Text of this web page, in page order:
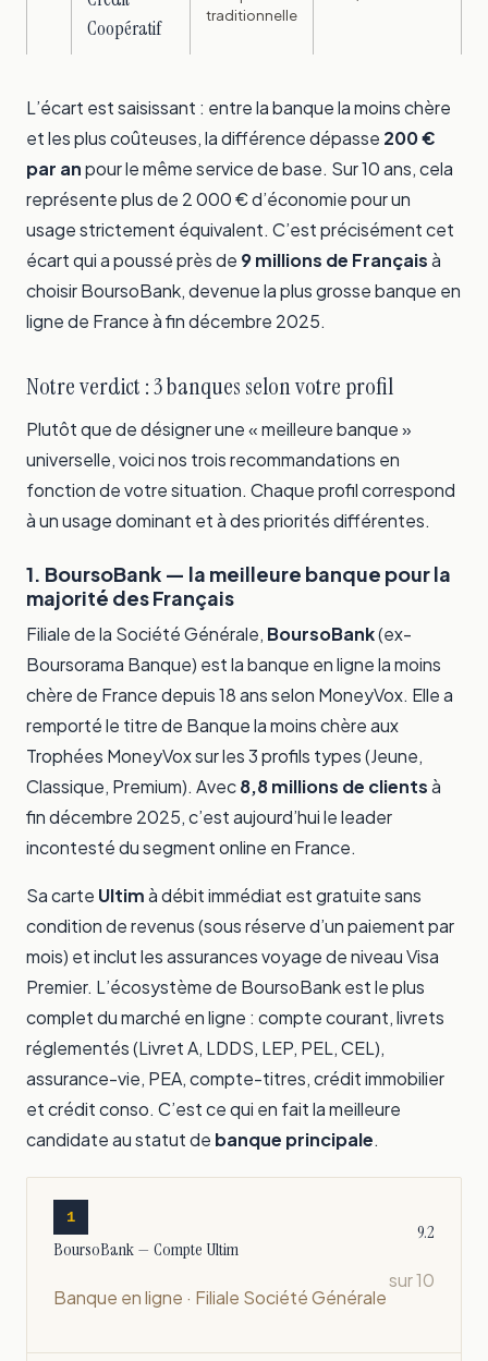
Coopératif
traditionnelle
L’écart est saisissant : entre la banque la moins chère
et les plus coûteuses, la différence dépasse 200 €
par anpour le même service de base. Sur 10 ans, cela
représente plus de 2 000 € d’économie pour un
usage strictement équivalent. C’est précisément cet
écart qui a poussé près de 9 millions de Françaisà
choisir BoursoBank, devenue la plus grosse banque en
ligne de France à fin décembre 2025.
Notre verdict : 3 banques selon votre profil
Plutôt que de désigner une « meilleure banque »
universelle, voici nos trois recommandations en
fonction de votre situation. Chaque profil correspond
à un usage dominant et à des priorités différentes.
1. BoursoBank — la meilleure banque pour la
majorité des Français
Filiale de la Société Générale, BoursoBank(ex-
Boursorama Banque) est la banque en ligne la moins
chère de France depuis 18 ans selon MoneyVox. Elle a
remporté le titre de Banque la moins chère aux
Trophées MoneyVox sur les 3 profils types (Jeune,
Classique, Premium). Avec8,8 millions de clientsà
fin décembre 2025, c’est aujourd’hui le leader
incontesté du segment online en France.
Sa carte Ultimà débit immédiat est gratuite sans
condition de revenus (sous réserve d’un paiement par
mois) et inclut les assurances voyage de niveau Visa
Premier. L’écosystème de BoursoBank est le plus
complet du marché en ligne : compte courant, livrets
réglementés (Livret A, LDDS, LEP, PEL, CEL),
assurance-vie, PEA, compte-titres, crédit immobilier
et crédit conso. C’est ce qui en fait la meilleure
candidate au statut de banque principale.
1
BoursoBank — Compte Ultim
Banque en ligne · Filiale Société Générale
9.2
sur 10